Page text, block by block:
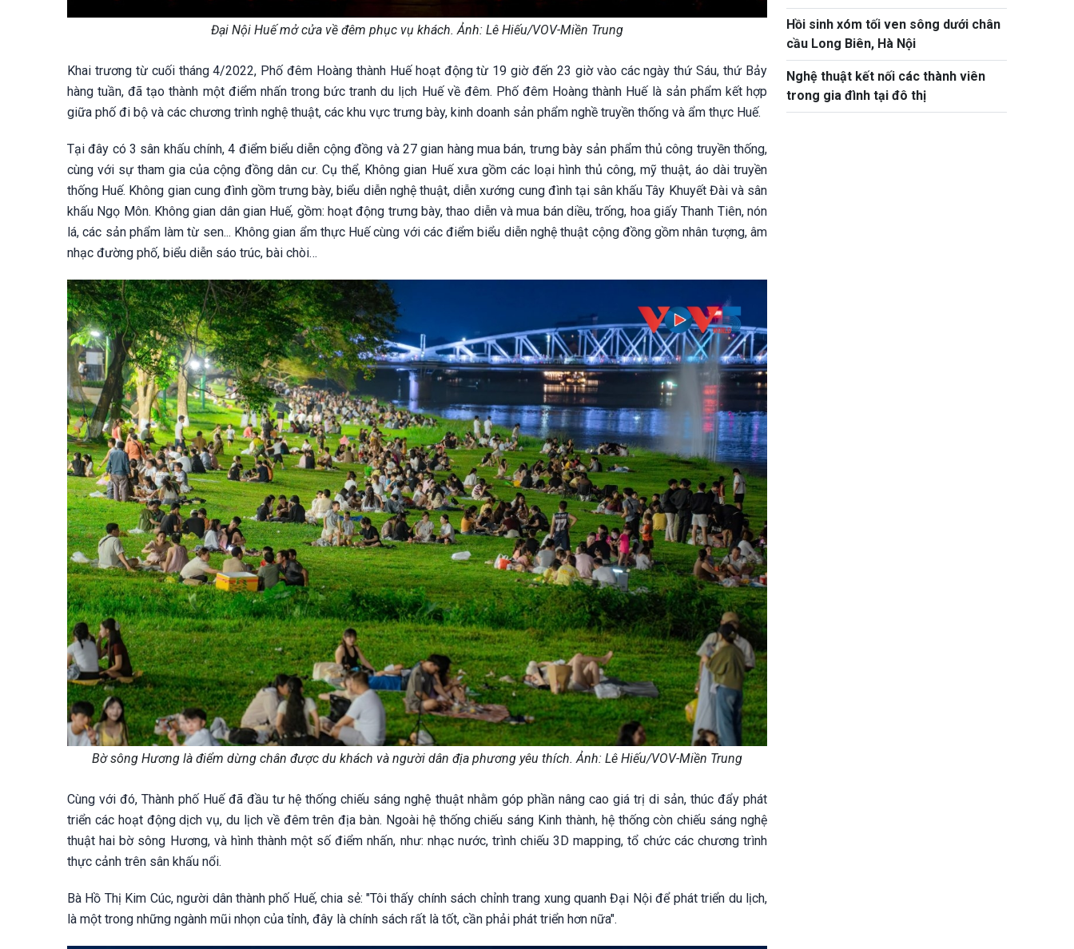
Đại Nội Huế mở cửa về đêm phục vụ khách. Ảnh: Lê Hiếu/VOV-Miền Trung
Khai trương từ cuối tháng 4/2022, Phố đêm Hoàng thành Huế hoạt động từ 19 giờ đến 23 giờ vào các ngày thứ Sáu, thứ Bảy
hàng tuần, đã tạo thành một điểm nhấn trong bức tranh du lịch Huế về đêm. Phố đêm Hoàng thành Huế là sản phẩm kết hợp
giữa phố đi bộ và các chương trình nghệ thuật, các khu vực trưng bày, kinh doanh sản phẩm nghề truyền thống và ẩm thực Huế.
Tại đây có 3 sân khấu chính, 4 điểm biểu diễn cộng đồng và 27 gian hàng mua bán, trưng bày sản phẩm thủ công truyền thống,
cùng với sự tham gia của cộng đồng dân cư. Cụ thể, Không gian Huế xưa gồm các loại hình thủ công, mỹ thuật, áo dài truyền
thống Huế. Không gian cung đình gồm trưng bày, biểu diễn nghệ thuật, diễn xướng cung đình tại sân khấu Tây Khuyết Đài và sân
khấu Ngọ Môn. Không gian dân gian Huế, gồm: hoạt động trưng bày, thao diễn và mua bán diều, trống, hoa giấy Thanh Tiên, nón
lá, các sản phẩm làm từ sen... Không gian ẩm thực Huế cùng với các điểm biểu diễn nghệ thuật cộng đồng gồm nhân tượng, âm
nhạc đường phố, biểu diễn sáo trúc, bài chòi…
Bờ sông Hương là điểm dừng chân được du khách và người dân địa phương yêu thích. Ảnh: Lê Hiếu/VOV-Miền Trung
Cùng với đó, Thành phố Huế đã đầu tư hệ thống chiếu sáng nghệ thuật nhằm góp phần nâng cao giá trị di sản, thúc đẩy phát
triển các hoạt động dịch vụ, du lịch về đêm trên địa bàn. Ngoài hệ thống chiếu sáng Kinh thành, hệ thống còn chiếu sáng nghệ
thuật hai bờ sông Hương, và hình thành một số điểm nhấn, như: nhạc nước, trình chiếu 3D mapping, tổ chức các chương trình
thực cảnh trên sân khấu nổi.
Bà Hồ Thị Kim Cúc, người dân thành phố Huế, chia sẻ: "Tôi thấy chính sách chỉnh trang xung quanh Đại Nội để phát triển du lịch,
là một trong những ngành mũi nhọn của tỉnh, đây là chính sách rất là tốt, cần phải phát triển hơn nữa".
biên giới Tây Nam Tổ quốc
Hồi sinh xóm tối ven sông dưới chân
cầu Long Biên, Hà Nội
Nghệ thuật kết nối các thành viên
trong gia đình tại đô thị